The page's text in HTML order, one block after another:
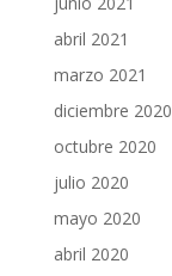
abril 2021
marzo 2021
diciembre 2020
octubre 2020
julio 2020
mayo 2020
abril 2020